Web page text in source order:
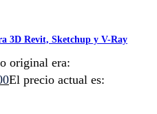
3D Revit, Sketchup y V-Ray
original era:
El precio actual es: